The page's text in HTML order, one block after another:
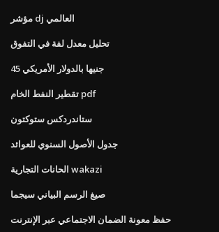
مؤشر dj العالمي
تحليل معدل لفة في التفوق
45 جنيها بالدولار الأمريكي
تقطير النفط الخام pdf
ستاندردكس ستوكتون
جدول الأصول السنوي للعوائد
الحانات التجارية wakazi
صيغ الرسم البياني سيجما
حفظ معونة الضمان الاجتماعي عبر الإنترنت